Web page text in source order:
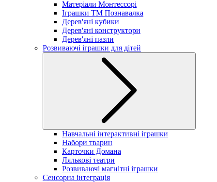
Матеріали Монтессорі
Іграшки ТМ Познавалка
Дерев'яні кубики
Дерев'яні конструктори
Дерев'яні пазли
Розвиваючі іграшки для дітей
Навчальні інтерактивні іграшки
Набори тварин
Карточки Домана
Лялькові театри
Розвиваючі магнітні іграшки
Сенсорна інтеграція